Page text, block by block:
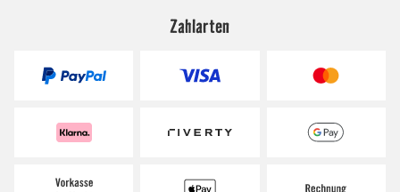
Zahlarten